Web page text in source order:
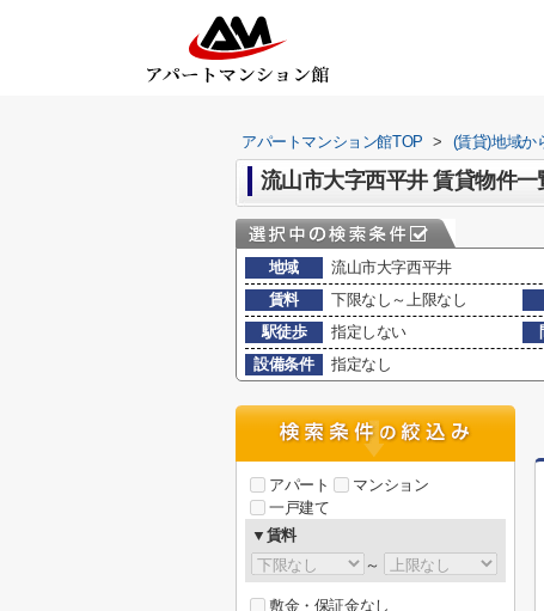
アパートマンション館TOP > (賃貸)地域か
流山市大字西平井 賃貸物件一
地域
流山市大字西平井
賃料
下限なし～上限なし
駅徒歩
指定しない
設備条件
指定なし
アパート
マンション
一戸建て
▼賃料
～
敷金・保証金なし